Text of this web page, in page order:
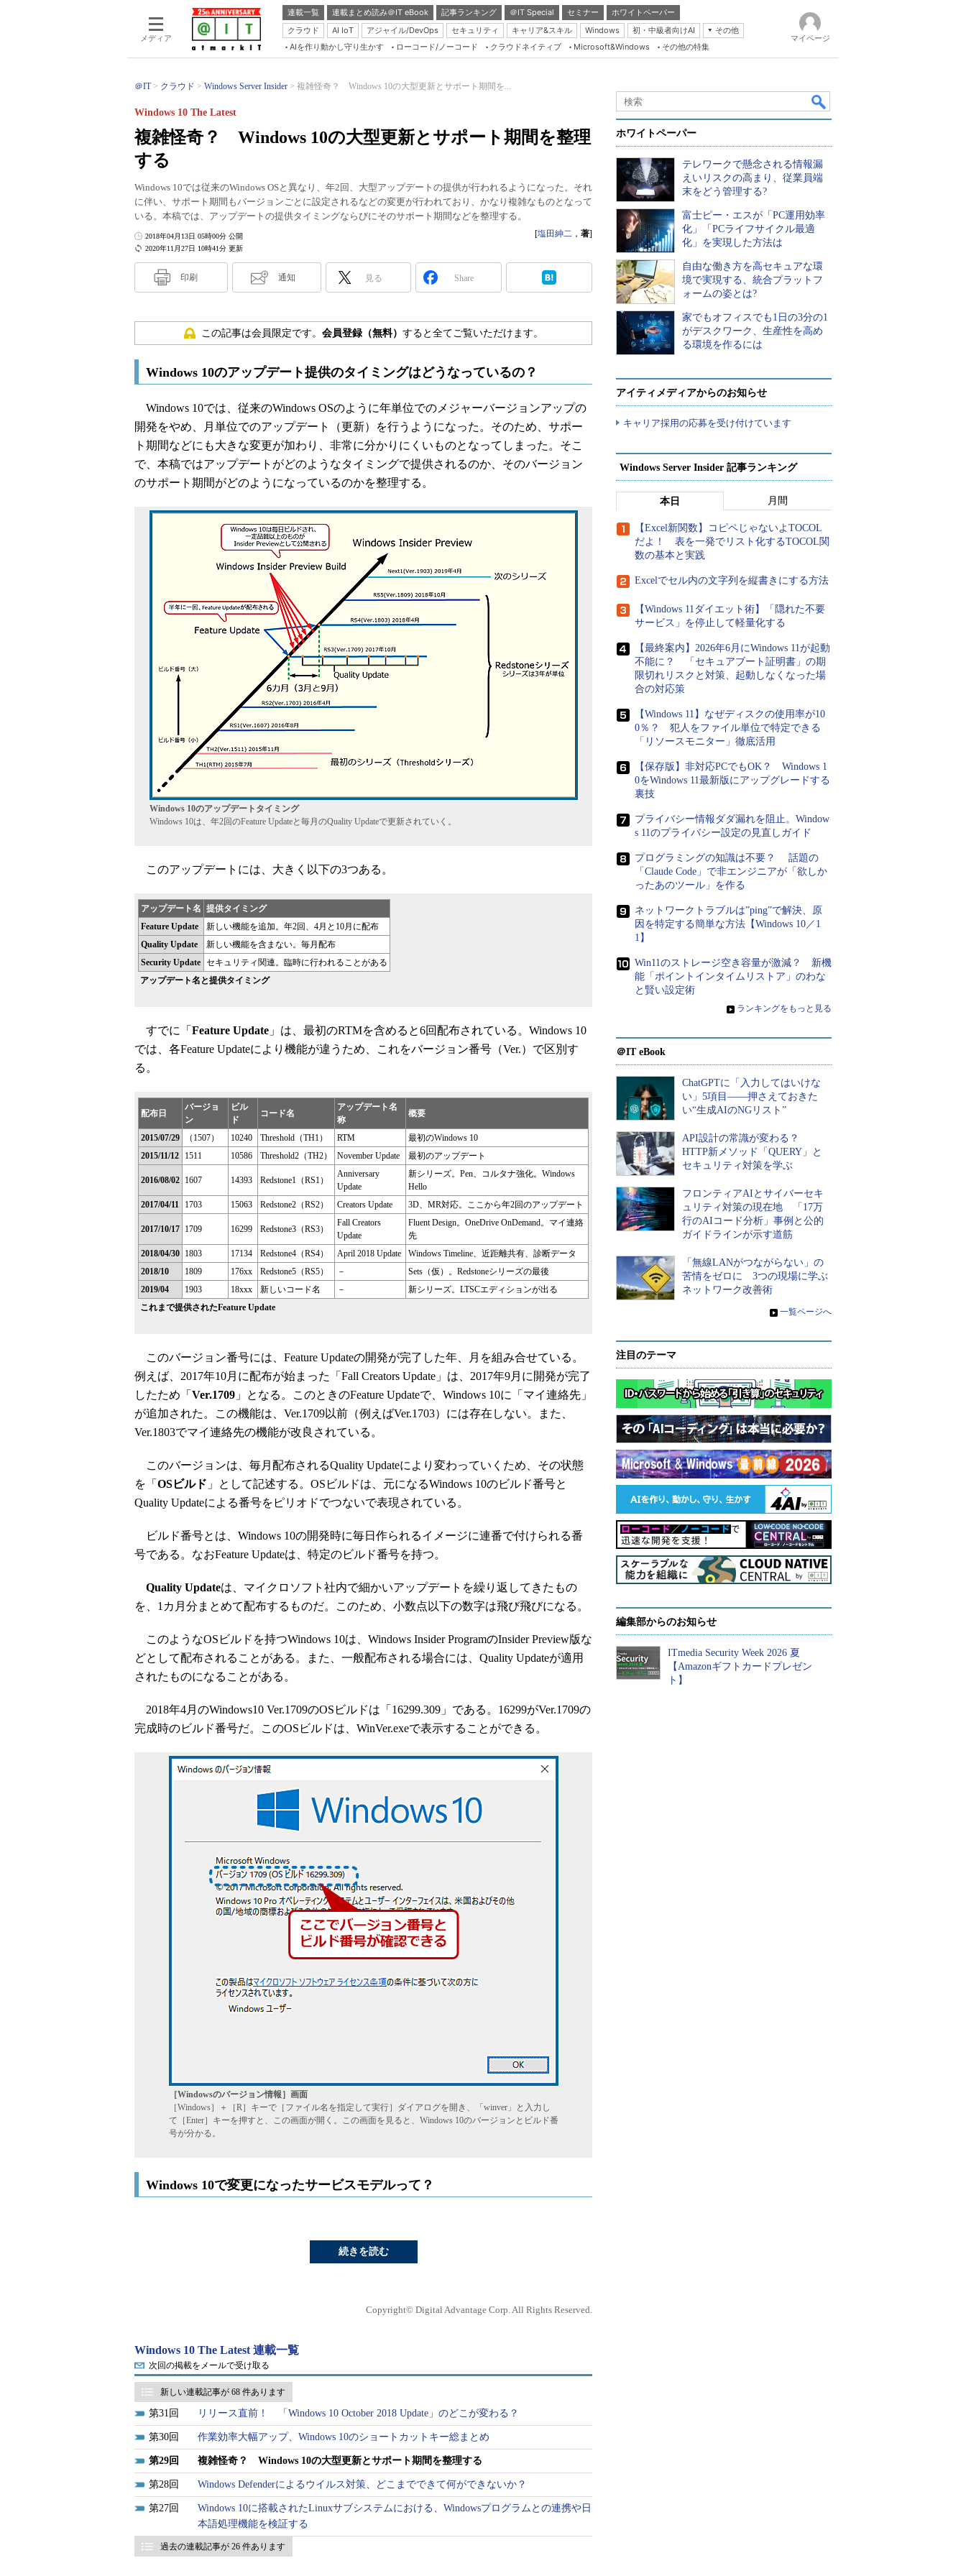
メディア
連載一覧 連載まとめ読み＠IT eBook 記事ランキング ＠IT Special セミナー
ホワイトペーパー
クラウド
AI IoT アジャイル/DevOps セキュリティ キャリア&スキル Windows 初・中級者向けAI
その他
Server & Storage
Java Agile
Database Expert
Linux ＆ OSS
Master of IP Network
Security & Trust
Test & Tools
AIを作り動かし守り生かす ローコード/ノーコード クラウドネイティブ Microsoft&Windows その他の特集
マイページ
＠IT クラウド Windows Server Insider 複雑怪奇？ Windows 10の大型更新とサポート期間を...
複雑怪奇？ Windows 10の大型更新とサポート期間を整理
する
Windows 10 The Latest
Windows 10では従来のWindows OSと異なり、年2回、大型アップデートの提供が行われるようになった。それ
に伴い、サポート期間もバージョンごとに設定されるなどの変更が行われており、かなり複雑なものとなって
いる。本稿では、アップデートの提供タイミングならびにそのサポート期間などを整理する。
2020年11月27日 10時41分 更新
2018年04月13日 05時00分 公開 [塩田紳二 ， 著]
印刷 通知 見る Share
この記事は会員限定です。 会員登録（無料） すると全てご覧いただけます。
Windows 10のアップデート提供のタイミングはどうなっているの？
Windows 10では、従来のWindows OSのように年単位でのメジャーバージョンアップの
開発をやめ、月単位でのアップデート（更新）を行うようになった。そのため、サポー
ト期間などにも大きな変更が加わり、非常に分かりにくいものとなってしまった。そこ
で、本稿ではアップデートがどのようなタイミングで提供されるのか、そのバージョン
のサポート期間がどのようになっているのかを整理する。
Windows 10のアップデートタイミング
Windows 10は、年2回のFeature Updateと毎月のQuality Updateで更新されていく。
このアップデートには、大きく以下の3つある。
アップデート名 提供タイミング
Feature Update
新しい機能を追加。年2回、4月と10月に配布
Quality Update
新しい機能を含まない。毎月配布
Security Update セキュリティ関連。臨時に行われることがある
アップデート名と提供タイミング
すでに「 Feature Update 」は、最初のRTMを含めると6回配布されている。Windows 10
では、各Feature Updateにより機能が違うため、これをバージョン番号（Ver.）で区別す
る。
配布日
バージョ
ン
ビル
ド
コード名
アップデート名
称
概要
2015/07/29 （1507） 10240 Threshold（TH1） RTM
最初のWindows 10
2015/11/12
1511 10586 Threshold2（TH2） November Update 最初のアップデート
2016/08/02 1607 14393 Redstone1（RS1）
Anniversary
Update
新シリーズ。Pen、コルタナ強化。Windows
Hello
2017/04/11
1703 15063 Redstone2（RS2） Creators Update 3D、MR対応。ここから年2回のアップデート
2017/10/17 1709 16299 Redstone3（RS3）
Fall Creators
Update
Fluent Design。OneDrive OnDemand。マイ連絡
先
2018/04/30 1803 17134 Redstone4（RS4） April 2018 Update
Windows Timeline、近距離共有、診断データ
2018/10
1809 176xx Redstone5（RS5） －
Sets（仮）。Redstoneシリーズの最後
2019/04
1903 18xxx 新しいコード名 －
新シリーズ。LTSCエディションが出る
これまで提供されたFeature Update
このバージョン番号には、Feature Updateの開発が完了した年、月を組み合せている。
例えば、2017年10月に配布が始まった「Fall Creators Update」は、2017年9月に開発が完了
したため「 Ver.1709 」となる。このときのFeature Updateで、Windows 10に「マイ連絡先」
が追加された。この機能は、Ver.1709以前（例えばVer.1703）には存在しない。また、
Ver.1803でマイ連絡先の機能が改良されている。
このバージョンは、毎月配布されるQuality Updateにより変わっていくため、その状態
を「 OSビルド 」として記述する。OSビルドは、元になるWindows 10のビルド番号と
Quality Updateによる番号をピリオドでつないで表現されている。
ビルド番号とは、Windows 10の開発時に毎日作られるイメージに連番で付けられる番
号である。なおFeature Updateは、特定のビルド番号を持つ。
Quality Updateは、マイクロソフト社内で細かいアップデートを繰り返してきたもの
を、1カ月分まとめて配布するものだ。このため、小数点以下の数字は飛び飛びになる。
このようなOSビルドを持つWindows 10は、Windows Insider ProgramのInsider Preview版な
どとして配布されることがある。また、一般配布される場合には、Quality Updateが適用
されたものになることがある。
2018年4月のWindows10 Ver.1709のOSビルドは「16299.309」である。16299がVer.1709の
完成時のビルド番号だ。このOSビルドは、WinVer.exeで表示することができる。
［Windowsのバージョン情報］画面
［Windows］＋［R］キーで［ファイル名を指定して実行］ダイアログを開き、「winver」と入力し
て［Enter］キーを押すと、この画面が開く。この画面を見ると、Windows 10のバージョンとビルド番
号が分かる。
Windows 10で変更になったサービスモデルって？
続きを読む
Copyright© Digital Advantage Corp. All Rights Reserved.
Windows 10 The Latest 連載一覧
次回の掲載をメールで受け取る
新しい連載記事が 68 件あります
31 リリース直前！ 「Windows 10 October 2018 Update」のどこが変わる？
30 作業効率大幅アップ、Windows 10のショートカットキー総まとめ
29 複雑怪奇？ Windows 10の大型更新とサポート期間を整理する
28 Windows Defenderによるウイルス対策、どこまでできて何ができないか？
27
Windows 10に搭載されたLinuxサブシステムにおける、Windowsプログラムとの連携や日
本語処理機能を検証する
過去の連載記事が 26 件あります
ホワイトペーパー
テレワークで懸念される情報漏
えいリスクの高まり、従業員端
末をどう管理する?
富士ピー・エスが「PC運用効率
化」「PCライフサイクル最適
化」を実現した方法は
自由な働き方を高セキュアな環
境で実現する、統合プラットフ
ォームの姿とは?
家でもオフィスでも1日の3分の1
がデスクワーク、生産性を高め
る環境を作るには
アイティメディアからのお知らせ
キャリア採用の応募を受け付けています
Windows Server Insider 記事ランキング
本日 月間
【Excel新関数】コピペじゃないよTOCOL
だよ！ 表を一発でリスト化するTOCOL関
数の基本と実践
Excelでセル内の文字列を縦書きにする方法
【Windows 11ダイエット術】「隠れた不要
サービス」を停止して軽量化する
【最終案内】2026年6月にWindows 11が起動
不能に？ 「セキュアブート証明書」の期
限切れリスクと対策、起動しなくなった場
合の対応策
【Windows 11】なぜディスクの使用率が10
0％？ 犯人をファイル単位で特定できる
「リソースモニター」徹底活用
【保存版】非対応PCでもOK？ Windows 1
0をWindows 11最新版にアップグレードする
裏技
プライバシー情報ダダ漏れを阻止。Window
s 11のプライバシー設定の見直しガイド
プログラミングの知識は不要？ 話題の
「Claude Code」で非エンジニアが「欲しか
ったあのツール」を作る
ネットワークトラブルは”ping”で解決、原
因を特定する簡単な方法【Windows 10／1
1】
Win11のストレージ空き容量が激減？ 新機
能「ポイントインタイムリストア」のわな
と賢い設定術
» ランキングをもっと見る
＠IT eBook
ChatGPTに「入力してはいけな
い」5項目――押さえておきた
い“生成AIのNGリスト”
API設計の常識が変わる？
HTTP新メソッド「QUERY」と
セキュリティ対策を学ぶ
フロンティアAIとサイバーセキ
ュリティ対策の現在地 「17万
行のAIコード分析」事例と公的
ガイドラインが示す道筋
「無線LANがつながらない」の
苦情をゼロに 3つの現場に学ぶ
ネットワーク改善術
» 一覧ページへ
注目のテーマ
編集部からのお知らせ
ITmedia Security Week 2026 夏
【Amazonギフトカードプレゼン
ト】